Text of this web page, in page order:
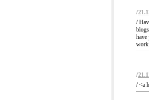
/
/
/
/ <a